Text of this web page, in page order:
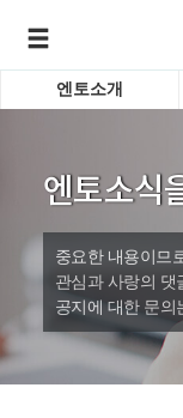
바로가
엔토소개
엔토소식
중요한 내용이므
관심과 사랑의 댓
공지에 대한 문의